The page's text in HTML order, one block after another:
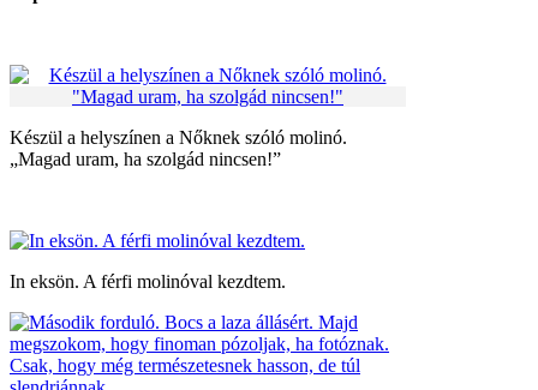
Készül a helyszínen a Nőknek szóló molinó.
„Magad uram, ha szolgád nincsen!”
In eksön. A férfi molinóval kezdtem.